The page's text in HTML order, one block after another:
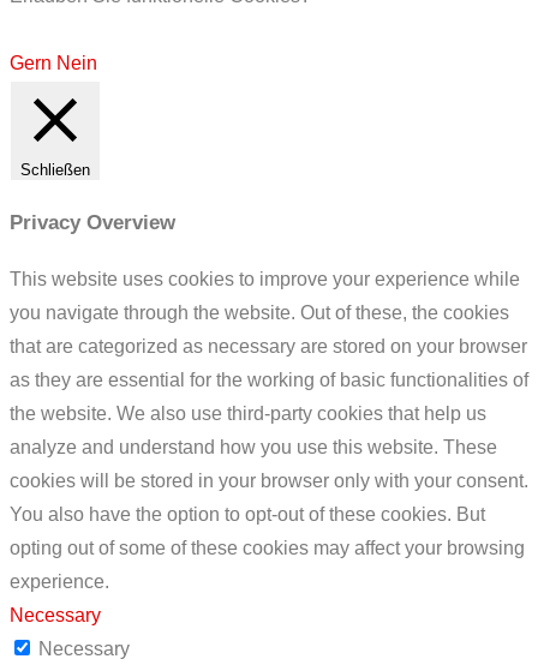
Gern Nein
Schließen
Privacy Overview
This website uses cookies to improve your experience while
you navigate through the website. Out of these, the cookies
that are categorized as necessary are stored on your browser
as they are essential for the working of basic functionalities of
the website. We also use third-party cookies that help us
analyze and understand how you use this website. These
cookies will be stored in your browser only with your consent.
You also have the option to opt-out of these cookies. But
opting out of some of these cookies may affect your browsing
experience.
Necessary
Necessary